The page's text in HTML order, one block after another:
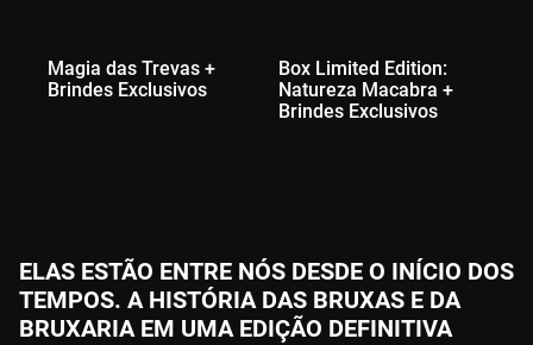
Magia das Trevas +
Brindes Exclusivos
Box Limited Edition:
Natureza Macabra +
Brindes Exclusivos
ELAS ESTÃO ENTRE NÓS DESDE O INÍCIO DOS
TEMPOS. A HISTÓRIA DAS BRUXAS E DA
BRUXARIA EM UMA EDIÇÃO DEFINITIVA